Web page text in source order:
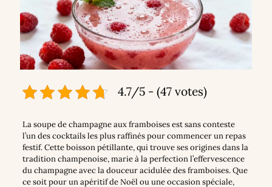
4.7/5 - (47 votes)
La soupe de champagne aux framboises est sans conteste
l’un des cocktails les plus raffinés pour commencer un repas
festif. Cette boisson pétillante, qui trouve ses origines dans la
tradition champenoise, marie à la perfection l’effervescence
du champagne avec la douceur acidulée des framboises. Que
ce soit pour un apéritif de Noël ou une occasion spéciale,